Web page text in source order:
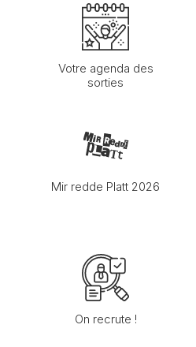
Votre agenda des
sorties
Mir redde Platt 2026
On recrute !